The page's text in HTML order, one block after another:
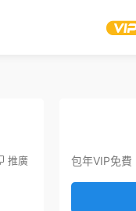
推廣 包年VIP免費